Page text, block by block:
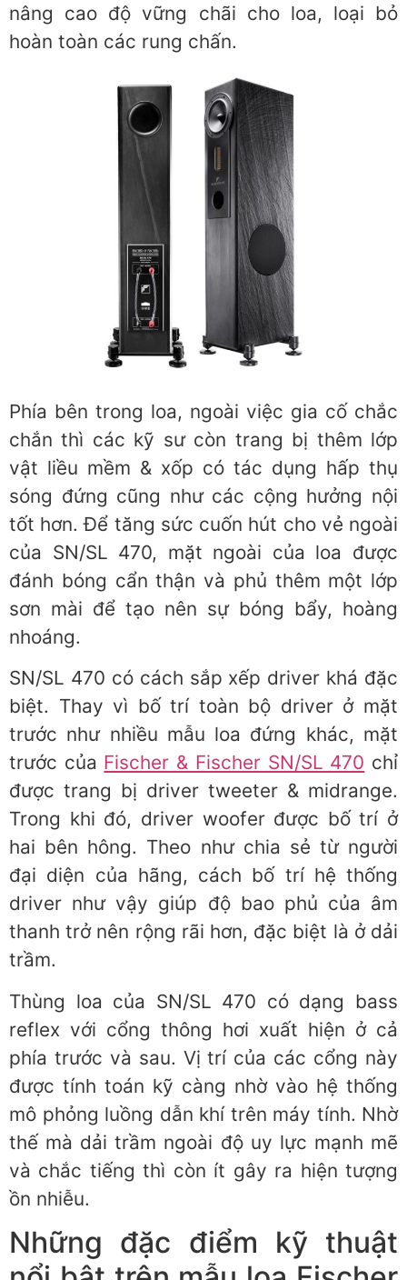
nâng cao độ vững chãi cho loa, loại bỏ
hoàn toàn các rung chấn.
Phía bên trong loa, ngoài việc gia cố chắc
chắn thì các kỹ sư còn trang bị thêm lớp
vật liều mềm & xốp có tác dụng hấp thụ
sóng đứng cũng như các cộng hưởng nội
tốt hơn. Để tăng sức cuốn hút cho vẻ ngoài
của SN/SL 470, mặt ngoài của loa được
đánh bóng cẩn thận và phủ thêm một lớp
sơn mài để tạo nên sự bóng bẩy, hoàng
nhoáng.
SN/SL 470 có cách sắp xếp driver khá đặc
biệt. Thay vì bố trí toàn bộ driver ở mặt
trước như nhiều mẫu loa đứng khác, mặt
trước của Fischer & Fischer SN/SL 470 chỉ
được trang bị driver tweeter & midrange.
Trong khi đó, driver woofer được bố trí ở
hai bên hông. Theo như chia sẻ từ người
đại diện của hãng, cách bố trí hệ thống
driver như vậy giúp độ bao phủ của âm
thanh trở nên rộng rãi hơn, đặc biệt là ở dải
trầm.
Thùng loa của SN/SL 470 có dạng bass
reflex với cổng thông hơi xuất hiện ở cả
phía trước và sau. Vị trí của các cổng này
được tính toán kỹ càng nhờ vào hệ thống
mô phỏng luồng dẫn khí trên máy tính. Nhờ
thế mà dải trầm ngoài độ uy lực mạnh mẽ
và chắc tiếng thì còn ít gây ra hiện tượng
ồn nhiễu.
Những đặc điểm kỹ thuật